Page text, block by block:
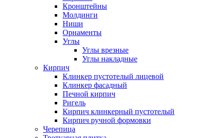
Кронштейны
Молдинги
Ниши
Орнаменты
Углы
Углы врезные
Углы накладные
Кирпич
Клинкер пустотелый лицевой
Клинкер фасадный
Печной кирпич
Ригель
Кирпич клинкерный пустотелый
Кирпич ручной формовки
Черепица